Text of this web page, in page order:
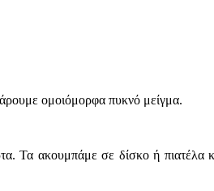
ομοιόμορφα πυκνό μείγμα.
Τα ακουμπάμε σε δίσκο ή πιατέλα